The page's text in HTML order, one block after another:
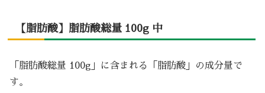
【脂肪酸】脂肪酸総量 100g 中
「脂肪酸総量 100g」に含まれる「脂肪酸」の成分量で
す。